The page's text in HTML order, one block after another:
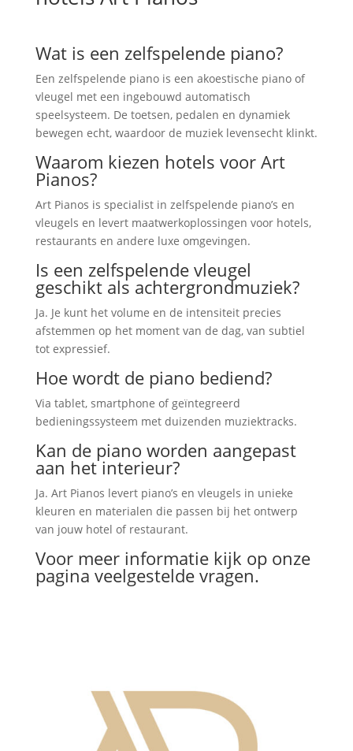
Wat is een zelfspelende piano?
Een zelfspelende piano is een akoestische piano of
vleugel met een ingebouwd automatisch
speelsysteem. De toetsen, pedalen en dynamiek
bewegen echt, waardoor de muziek levensecht klinkt.
Waarom kiezen hotels voor Art
Pianos?
Art Pianos is specialist in zelfspelende piano’s en
vleugels en levert maatwerkoplossingen voor hotels,
restaurants en andere luxe omgevingen.
Is een zelfspelende vleugel
geschikt als achtergrondmuziek?
Ja. Je kunt het volume en de intensiteit precies
afstemmen op het moment van de dag, van subtiel
tot expressief.
Hoe wordt de piano bediend?
Via tablet, smartphone of geïntegreerd
bedieningssysteem met duizenden muziektracks.
Kan de piano worden aangepast
aan het interieur?
Ja. Art Pianos levert piano’s en vleugels in unieke
kleuren en materialen die passen bij het ontwerp
van jouw hotel of restaurant.
Voor meer informatie kijk op onze
pagina veelgestelde vragen.